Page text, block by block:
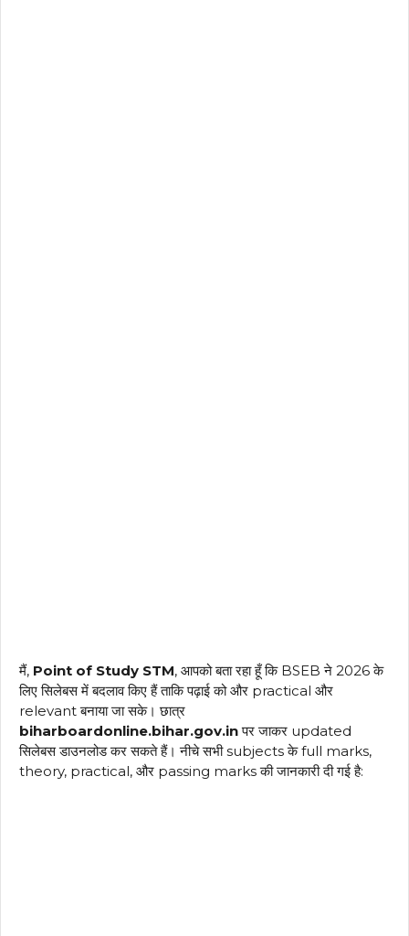
मैं, Point of Study STM, आपको बता रहा हूँ कि BSEB ने 2026 के
लिए सिलेबस में बदलाव किए हैं ताकि पढ़ाई को और practical और
relevant बनाया जा सके। छात्र
biharboardonline.bihar.gov.inपर जाकर updated
सिलेबस डाउनलोड कर सकते हैं। नीचे सभी subjects के full marks,
theory, practical, और passing marks की जानकारी दी गई है: